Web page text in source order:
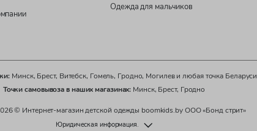
Одежда для мальчиков
Минск, Брест, Витебск, Гомель, Гродно, Могилев и любая точка Беларуси
Точки самовывоза в наших магазинах: Минск, Брест, Гродно
© Интернет-магазин детской одежды boomkids.by ООО «Бонд стрит»
Юридическая информация.